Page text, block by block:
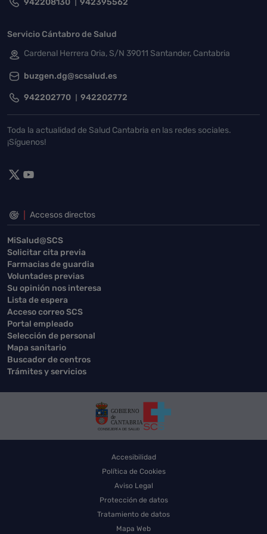
942208130 942395562
Servicio Cántabro de Salud
Cardenal Herrera Oria, S/N 39011 Santander, Cantabria
buzgen.dg@scsalud.es
942202770 942202772
Toda la actualidad de Salud Cantabria en las redes sociales.
¡Síguenos!
Accesos directos
MiSalud@SCS
Solicitar cita previa
Farmacias de guardia
Voluntades previas
Su opinión nos interesa
Lista de espera
Acceso correo SCS
Portal empleado
Selección de personal
Mapa sanitario
Buscador de centros
Trámites y servicios
Accesibilidad
Política de Cookies
Aviso Legal
Protección de datos
Tratamiento de datos
Mapa Web